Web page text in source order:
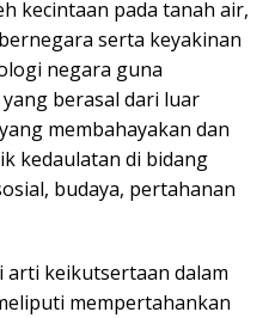
kecintaan pada tanah air,
serta keyakinan
negara guna
berasal dari luar
membahayakan dan
kedaulatan di bidang
budaya, pertahanan
arti keikutsertaan dalam
mempertahankan